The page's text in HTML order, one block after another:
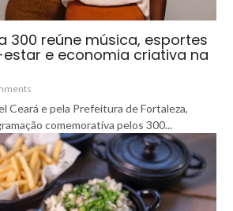
300 reúne música, esportes
e economia criativa na
Ceará e pela Prefeitura de Fortaleza,
comemorativa pelos 300...